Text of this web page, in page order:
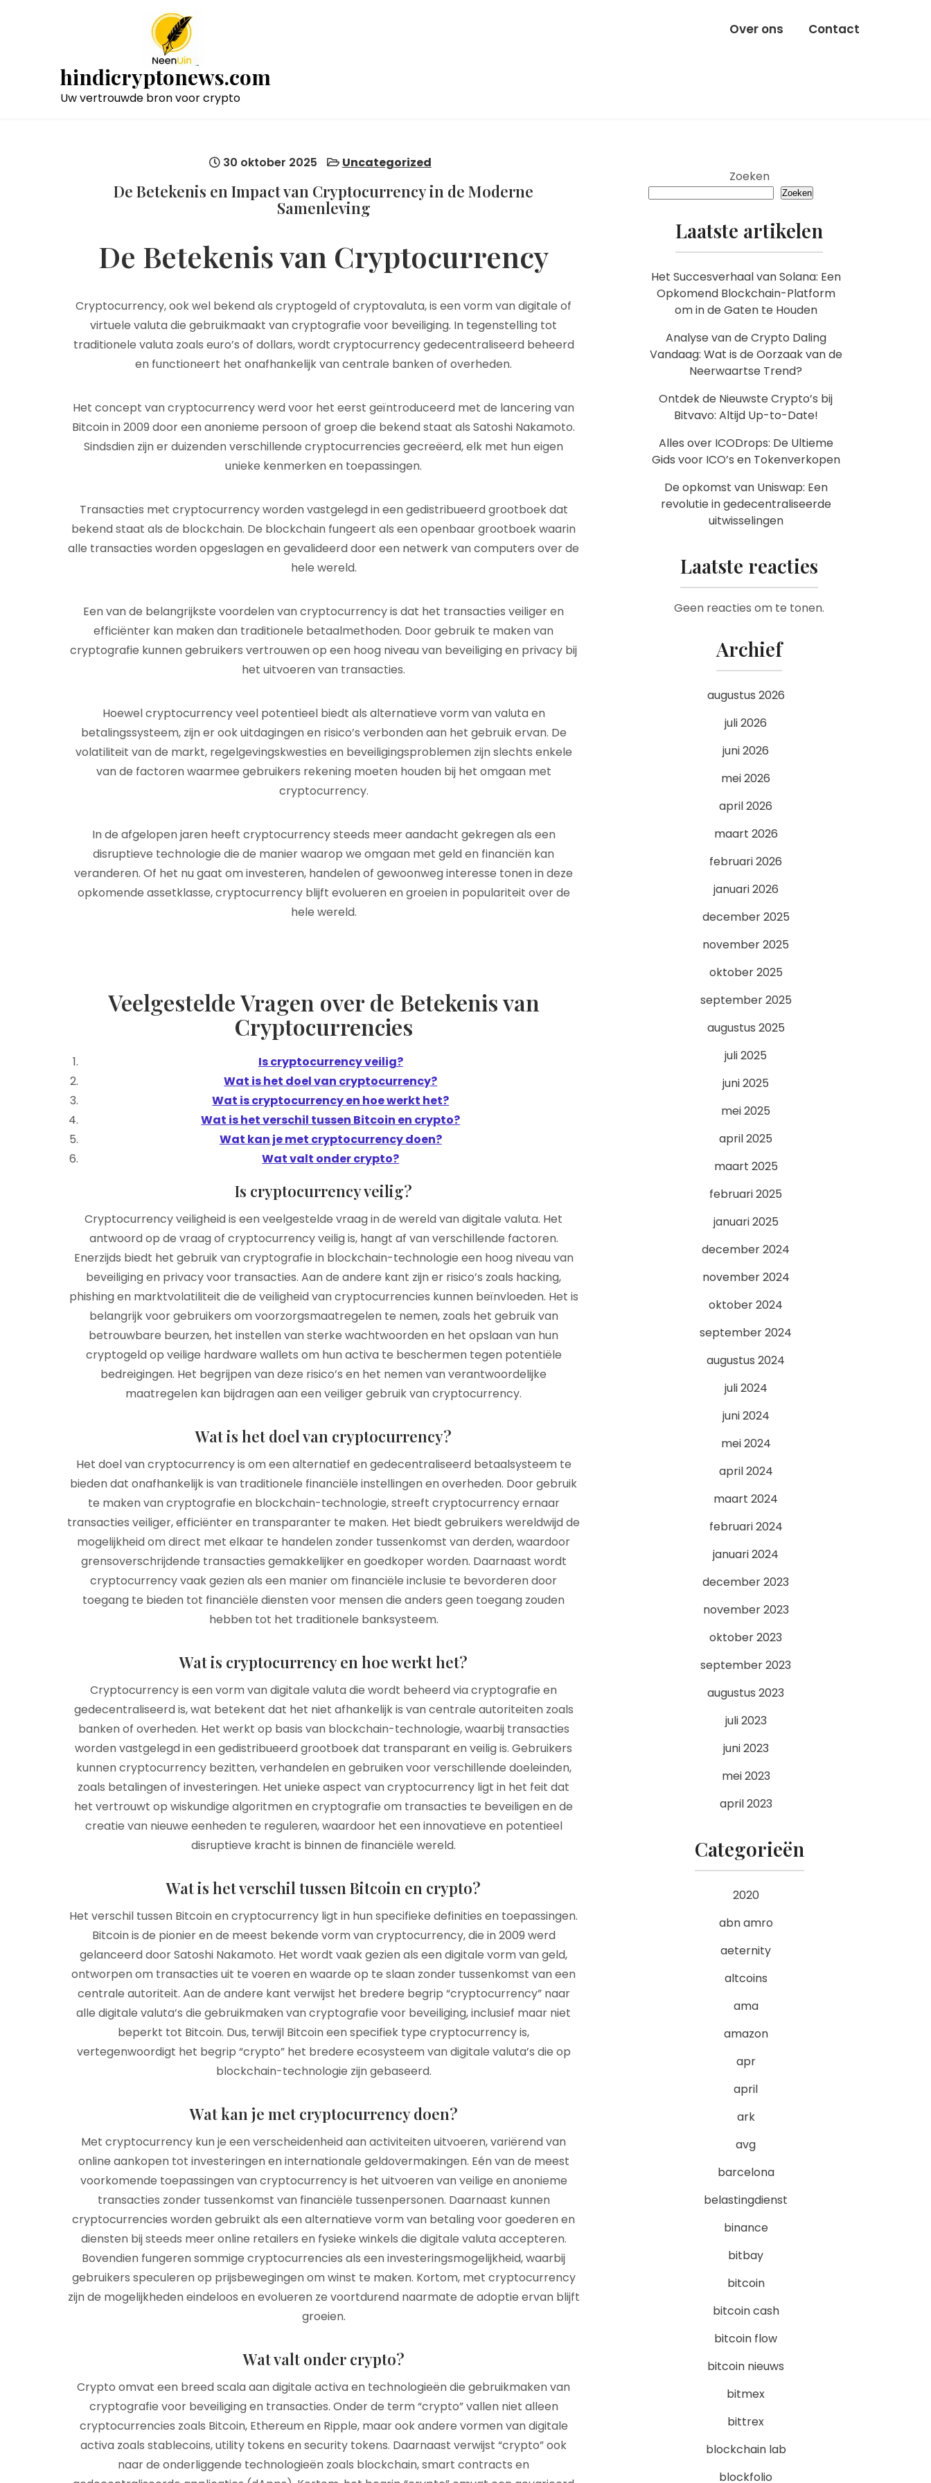
hindicryptonews.com
Uw vertrouwde bron voor crypto
Over ons Contact
30 oktober 2025 Uncategorized
De Betekenis en Impact van Cryptocurrency in de Moderne
Samenleving
De Betekenis van Cryptocurrency
Cryptocurrency, ook wel bekend als cryptogeld of cryptovaluta, is een vorm van digitale of
virtuele valuta die gebruikmaakt van cryptografie voor beveiliging. In tegenstelling tot
traditionele valuta zoals euro’s of dollars, wordt cryptocurrency gedecentraliseerd beheerd
en functioneert het onafhankelijk van centrale banken of overheden.
Het concept van cryptocurrency werd voor het eerst geïntroduceerd met de lancering van
Bitcoin in 2009 door een anonieme persoon of groep die bekend staat als Satoshi Nakamoto.
Sindsdien zijn er duizenden verschillende cryptocurrencies gecreëerd, elk met hun eigen
unieke kenmerken en toepassingen.
Transacties met cryptocurrency worden vastgelegd in een gedistribueerd grootboek dat
bekend staat als de blockchain. De blockchain fungeert als een openbaar grootboek waarin
alle transacties worden opgeslagen en gevalideerd door een netwerk van computers over de
hele wereld.
Een van de belangrijkste voordelen van cryptocurrency is dat het transacties veiliger en
efficiënter kan maken dan traditionele betaalmethoden. Door gebruik te maken van
cryptografie kunnen gebruikers vertrouwen op een hoog niveau van beveiliging en privacy bij
het uitvoeren van transacties.
Hoewel cryptocurrency veel potentieel biedt als alternatieve vorm van valuta en
betalingssysteem, zijn er ook uitdagingen en risico’s verbonden aan het gebruik ervan. De
volatiliteit van de markt, regelgevingskwesties en beveiligingsproblemen zijn slechts enkele
van de factoren waarmee gebruikers rekening moeten houden bij het omgaan met
cryptocurrency.
In de afgelopen jaren heeft cryptocurrency steeds meer aandacht gekregen als een
disruptieve technologie die de manier waarop we omgaan met geld en financiën kan
veranderen. Of het nu gaat om investeren, handelen of gewoonweg interesse tonen in deze
opkomende assetklasse, cryptocurrency blijft evolueren en groeien in populariteit over de
hele wereld.
Veelgestelde Vragen over de Betekenis van
Cryptocurrencies
Is cryptocurrency veilig?
Wat is het doel van cryptocurrency?
Wat is cryptocurrency en hoe werkt het?
Wat is het verschil tussen Bitcoin en crypto?
Wat kan je met cryptocurrency doen?
Wat valt onder crypto?
Is cryptocurrency veilig?
Cryptocurrency veiligheid is een veelgestelde vraag in de wereld van digitale valuta. Het
antwoord op de vraag of cryptocurrency veilig is, hangt af van verschillende factoren.
Enerzijds biedt het gebruik van cryptografie in blockchain-technologie een hoog niveau van
beveiliging en privacy voor transacties. Aan de andere kant zijn er risico’s zoals hacking,
phishing en marktvolatiliteit die de veiligheid van cryptocurrencies kunnen beïnvloeden. Het is
belangrijk voor gebruikers om voorzorgsmaatregelen te nemen, zoals het gebruik van
betrouwbare beurzen, het instellen van sterke wachtwoorden en het opslaan van hun
cryptogeld op veilige hardware wallets om hun activa te beschermen tegen potentiële
bedreigingen. Het begrijpen van deze risico’s en het nemen van verantwoordelijke
maatregelen kan bijdragen aan een veiliger gebruik van cryptocurrency.
Wat is het doel van cryptocurrency?
Het doel van cryptocurrency is om een alternatief en gedecentraliseerd betaalsysteem te
bieden dat onafhankelijk is van traditionele financiële instellingen en overheden. Door gebruik
te maken van cryptografie en blockchain-technologie, streeft cryptocurrency ernaar
transacties veiliger, efficiënter en transparanter te maken. Het biedt gebruikers wereldwijd de
mogelijkheid om direct met elkaar te handelen zonder tussenkomst van derden, waardoor
grensoverschrijdende transacties gemakkelijker en goedkoper worden. Daarnaast wordt
cryptocurrency vaak gezien als een manier om financiële inclusie te bevorderen door
toegang te bieden tot financiële diensten voor mensen die anders geen toegang zouden
hebben tot het traditionele banksysteem.
Wat is cryptocurrency en hoe werkt het?
Cryptocurrency is een vorm van digitale valuta die wordt beheerd via cryptografie en
gedecentraliseerd is, wat betekent dat het niet afhankelijk is van centrale autoriteiten zoals
banken of overheden. Het werkt op basis van blockchain-technologie, waarbij transacties
worden vastgelegd in een gedistribueerd grootboek dat transparant en veilig is. Gebruikers
kunnen cryptocurrency bezitten, verhandelen en gebruiken voor verschillende doeleinden,
zoals betalingen of investeringen. Het unieke aspect van cryptocurrency ligt in het feit dat
het vertrouwt op wiskundige algoritmen en cryptografie om transacties te beveiligen en de
creatie van nieuwe eenheden te reguleren, waardoor het een innovatieve en potentieel
disruptieve kracht is binnen de financiële wereld.
Wat is het verschil tussen Bitcoin en crypto?
Het verschil tussen Bitcoin en cryptocurrency ligt in hun specifieke definities en toepassingen.
Bitcoin is de pionier en de meest bekende vorm van cryptocurrency, die in 2009 werd
gelanceerd door Satoshi Nakamoto. Het wordt vaak gezien als een digitale vorm van geld,
ontworpen om transacties uit te voeren en waarde op te slaan zonder tussenkomst van een
centrale autoriteit. Aan de andere kant verwijst het bredere begrip “cryptocurrency” naar
alle digitale valuta’s die gebruikmaken van cryptografie voor beveiliging, inclusief maar niet
beperkt tot Bitcoin. Dus, terwijl Bitcoin een specifiek type cryptocurrency is,
vertegenwoordigt het begrip “crypto” het bredere ecosysteem van digitale valuta’s die op
blockchain-technologie zijn gebaseerd.
Wat kan je met cryptocurrency doen?
Met cryptocurrency kun je een verscheidenheid aan activiteiten uitvoeren, variërend van
online aankopen tot investeringen en internationale geldovermakingen. Eén van de meest
voorkomende toepassingen van cryptocurrency is het uitvoeren van veilige en anonieme
transacties zonder tussenkomst van financiële tussenpersonen. Daarnaast kunnen
cryptocurrencies worden gebruikt als een alternatieve vorm van betaling voor goederen en
diensten bij steeds meer online retailers en fysieke winkels die digitale valuta accepteren.
Bovendien fungeren sommige cryptocurrencies als een investeringsmogelijkheid, waarbij
gebruikers speculeren op prijsbewegingen om winst te maken. Kortom, met cryptocurrency
zijn de mogelijkheden eindeloos en evolueren ze voortdurend naarmate de adoptie ervan blijft
groeien.
Wat valt onder crypto?
Crypto omvat een breed scala aan digitale activa en technologieën die gebruikmaken van
cryptografie voor beveiliging en transacties. Onder de term “crypto” vallen niet alleen
cryptocurrencies zoals Bitcoin, Ethereum en Ripple, maar ook andere vormen van digitale
activa zoals stablecoins, utility tokens en security tokens. Daarnaast verwijst “crypto” ook
naar de onderliggende technologieën zoals blockchain, smart contracts en
Zoeken
Zoeken
Laatste artikelen
Het Succesverhaal van Solana: Een
Opkomend Blockchain-Platform
om in de Gaten te Houden
Analyse van de Crypto Daling
Vandaag: Wat is de Oorzaak van de
Neerwaartse Trend?
Ontdek de Nieuwste Crypto’s bij
Bitvavo: Altijd Up-to-Date!
Alles over ICODrops: De Ultieme
Gids voor ICO’s en Tokenverkopen
De opkomst van Uniswap: Een
revolutie in gedecentraliseerde
uitwisselingen
Laatste reacties
Geen reacties om te tonen.
Archief
augustus 2026
juli 2026
juni 2026
mei 2026
april 2026
maart 2026
februari 2026
januari 2026
december 2025
november 2025
oktober 2025
september 2025
augustus 2025
juli 2025
juni 2025
mei 2025
april 2025
maart 2025
februari 2025
januari 2025
december 2024
november 2024
oktober 2024
september 2024
augustus 2024
juli 2024
juni 2024
mei 2024
april 2024
maart 2024
februari 2024
januari 2024
december 2023
november 2023
oktober 2023
september 2023
augustus 2023
juli 2023
juni 2023
mei 2023
april 2023
Categorieën
2020
abn amro
aeternity
altcoins
ama
amazon
apr
april
ark
avg
barcelona
belastingdienst
binance
bitbay
bitcoin
bitcoin cash
bitcoin flow
bitcoin nieuws
bitmex
bittrex
blockchain lab
blockfolio